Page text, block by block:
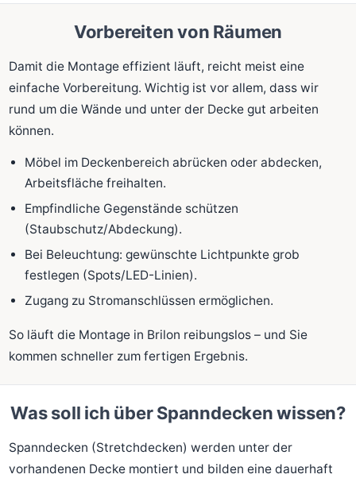
Vorbereiten von Räumen
Damit die Montage effizient läuft, reicht meist eine
einfache Vorbereitung. Wichtig ist vor allem, dass wir
rund um die Wände und unter der Decke gut arbeiten
können.
Möbel im Deckenbereich abrücken oder abdecken,
Arbeitsfläche freihalten.
Empfindliche Gegenstände schützen
(Staubschutz/Abdeckung).
Bei Beleuchtung: gewünschte Lichtpunkte grob
festlegen (Spots/LED-Linien).
Zugang zu Stromanschlüssen ermöglichen.
So läuft die Montage in Brilon reibungslos – und Sie
kommen schneller zum fertigen Ergebnis.
Was soll ich über Spanndecken wissen?
Spanndecken (Stretchdecken) werden unter der
vorhandenen Decke montiert und bilden eine dauerhaft